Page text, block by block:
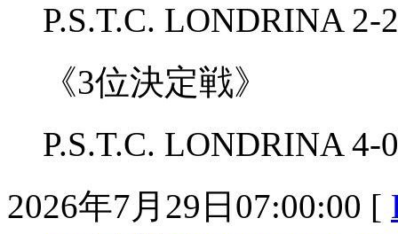
P.S.T.C. LONDRINA
《3位決定戦》
P.S.T.C. LONDRINA
2026年7月29日07:00:00 [